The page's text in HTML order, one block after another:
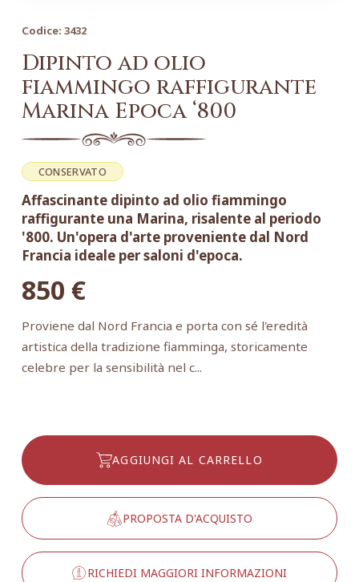
Codice: 3432
Dipinto ad olio
fiammingo raffigurante
Marina Epoca ‘800
CONSERVATO
Affascinante dipinto ad olio fiammingo
raffigurante una Marina, risalente al periodo
'800. Un'opera d'arte proveniente dal Nord
Francia ideale per saloni d'epoca.
850 €
Proviene dal Nord Francia e porta con sé l'eredità
artistica della tradizione fiamminga, storicamente
celebre per la sensibilità nel c...
AGGIUNGI AL CARRELLO
PROPOSTA D'ACQUISTO
RICHIEDI MAGGIORI INFORMAZIONI